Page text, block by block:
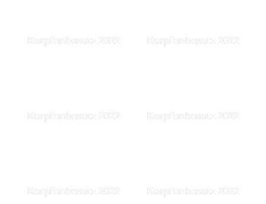
Karpfenbesatz 2022 Karpfenbesatz 2022
Karpfenbesatz 2022 Karpfenbesatz 2022
Karpfenbesatz 2022 Karpfenbesatz 2022